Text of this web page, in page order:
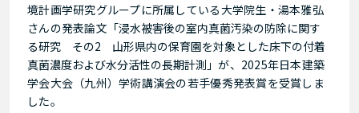
境計画学研究グループに所属している大学院生・湯本雅弘
さんの発表論文「浸水被害後の室内真菌汚染の防除に関す
る研究 その2 山形県内の保育園を対象とした床下の付着
真菌濃度および水分活性の長期計測 」が、 2025年日本建築
学会大会（九州）学術講演会の若手優秀発表賞を受賞しま
した。